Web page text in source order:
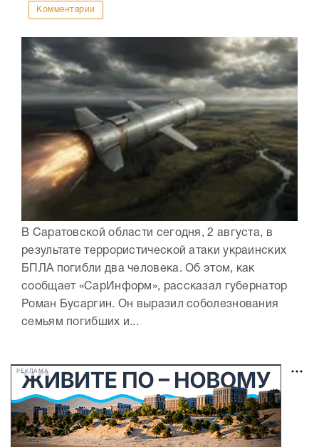
Комментарии
В Саратовской области сегодня, 2 августа, в
результате террористической атаки украинских
БПЛА погибли два человека. Об этом, как
сообщает «СарИнформ», рассказал губернатор
Роман Бусаргин. Он выразил соболезнования
семьям погибших и...
РЕКЛАМА